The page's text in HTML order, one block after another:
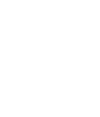
もらうぞ
に勝って
世界観
買ったん
朝鮮半島